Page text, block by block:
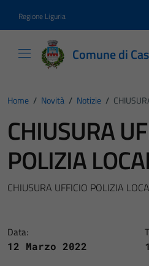
Regione Liguria
Comune di
Home / Novità / Notizie /
CHIUSURA
POLIZIA
CHIUSURA UFFICIO POLIZIA
Data:
12 Marzo 2022